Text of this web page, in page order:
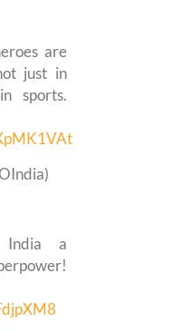
are
just in
sports.
India a